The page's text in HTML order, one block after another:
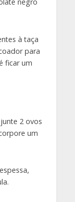
à taça
para
ficar um
2 ovos
um